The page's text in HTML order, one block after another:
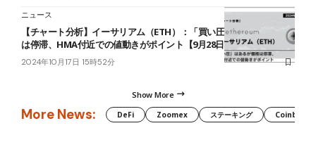
ニュース
【チャート分析】イーサリアム（ETH）：「買い圧」はあるが価格
は停滞、HMA付近での値動きがポイント【9月28日】
2024年10月17日 15時52分
Show More
More News: DeFi Zoomex ステーキング Coinbase